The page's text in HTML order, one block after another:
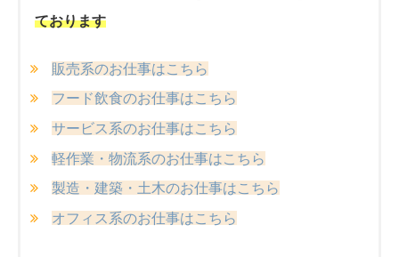
ております
販売系のお仕事はこちら
フード飲食のお仕事はこちら
サービス系のお仕事はこちら
軽作業・物流系のお仕事はこちら
製造・建築・土木のお仕事はこちら
オフィス系のお仕事はこちら